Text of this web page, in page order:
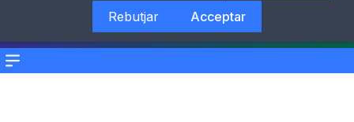
Menu
Rebutjar
Acceptar